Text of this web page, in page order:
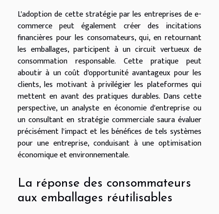
L'adoption de cette stratégie par les entreprises de e-
commerce peut également créer des incitations
financières pour les consomateurs, qui, en retournant
les emballages, participent à un circuit vertueux de
consommation responsable. Cette pratique peut
aboutir à un coût d'opportunité avantageux pour les
clients, les motivant à privilégier les plateformes qui
mettent en avant des pratiques durables. Dans cette
perspective, un analyste en économie d'entreprise ou
un consultant en stratégie commerciale saura évaluer
précisément l'impact et les bénéfices de tels systèmes
pour une entreprise, conduisant à une optimisation
économique et environnementale.
La réponse des consommateurs
aux emballages réutilisables